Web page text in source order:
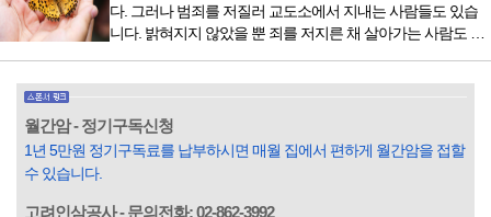
잡지의 발행인으로 독자에게 선보일 좋은 콘텐츠를 고민하던
중 우리 문화재를 하나씩 소개하고자...
다. 그러나 범죄를 저질러 교도소에서 지내는 사람들도 있습
니다. 밝혀지지 않았을 뿐 죄를 저지른 채 살아가는 사람도 있
입힌다는 것입니다. 미꾸라지 한 마리가 시냇물을 흐린다는
옛말이 그저 허투루 생기지는 않은 듯합니다. 대부분의 사람
들은 열심히 살아갑니다. 그렇다고 97%의 사람들이 모두 착
월간암 - 정기구독신청
1년 5만원 정기구독료를 납부하시면 매월 집에서 편하게 월간암을 접할
수 있습니다.
고려인삼공사 - 문의전화: 02-862-3992